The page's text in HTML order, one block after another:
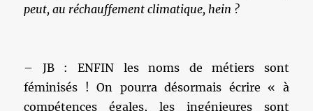
peut, au réchauffement climatique, hein ?
– JB : ENFIN les noms de métiers sont
féminisés ! On pourra désormais écrire « à
compétences égales, les ingénieures sont